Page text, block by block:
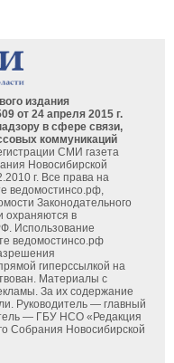
издания
от 24 апреля 2015 г.
в сфере связи,
коммуникаций
СМИ газета
Новосибирской
г. Все права на
ведомостинсо.рф,
Законодательного
охраняются в
Использование
ведомостинсо.рф
гиперссылкой на
Материалы с
За их содержание
Руководитель — главный
— ГБУ НСО «Редакция
Собрания Новосибирской